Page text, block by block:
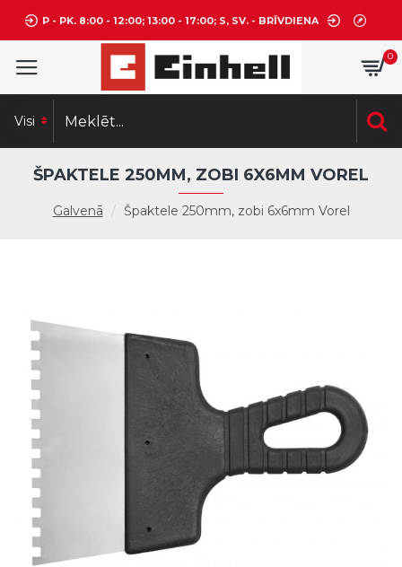
P - PK. 8:00 - 12:00; 13:00 - 17:00; S, SV. - BRĪVDIENA
0
Visi
Galvenā Špaktele 250mm, zobi 6x6mm Vorel
ŠPAKTELE 250MM, ZOBI 6X6MM VOREL